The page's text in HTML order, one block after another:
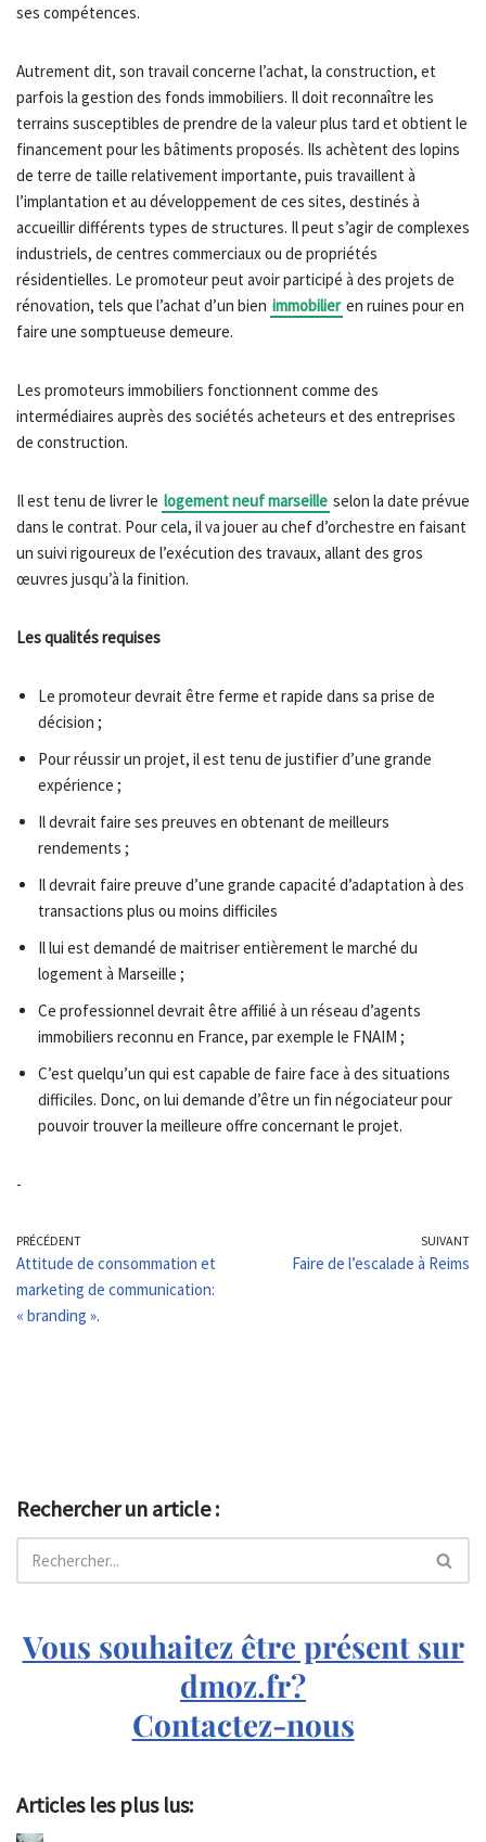
ses compétences.
Autrement dit, son travail concerne l’achat, la construction, et
parfois la gestion des fonds immobiliers. Il doit reconnaître les
terrains susceptibles de prendre de la valeur plus tard et obtient le
financement pour les bâtiments proposés. Ils achètent des lopins
de terre de taille relativement importante, puis travaillent à
l’implantation et au développement de ces sites, destinés à
accueillir différents types de structures. Il peut s’agir de complexes
industriels, de centres commerciaux ou de propriétés
résidentielles. Le promoteur peut avoir participé à des projets de
rénovation, tels que l’achat d’un bien immobilier en ruines pour en
faire une somptueuse demeure.
Les promoteurs immobiliers fonctionnent comme des
intermédiaires auprès des sociétés acheteurs et des entreprises
de construction.
Il est tenu de livrer le logement neuf marseille selon la date prévue
dans le contrat. Pour cela, il va jouer au chef d’orchestre en faisant
un suivi rigoureux de l’exécution des travaux, allant des gros
œuvres jusqu’à la finition.
Les qualités requises
Le promoteur devrait être ferme et rapide dans sa prise de
décision ;
Pour réussir un projet, il est tenu de justifier d’une grande
expérience ;
Il devrait faire ses preuves en obtenant de meilleurs
rendements ;
Il devrait faire preuve d’une grande capacité d’adaptation à des
transactions plus ou moins difficiles
Il lui est demandé de maitriser entièrement le marché du
logement à Marseille ;
Ce professionnel devrait être affilié à un réseau d’agents
immobiliers reconnu en France, par exemple le FNAIM ;
C’est quelqu’un qui est capable de faire face à des situations
difficiles. Donc, on lui demande d’être un fin négociateur pour
pouvoir trouver la meilleure offre concernant le projet.
-
PRÉCÉDENT
Attitude de consommation et
marketing de communication:
« branding ».
SUIVANT
Faire de l’escalade à Reims
Rechercher un article :
Vous souhaitez être présent sur
dmoz.fr?
Contactez-nous
Articles les plus lus: